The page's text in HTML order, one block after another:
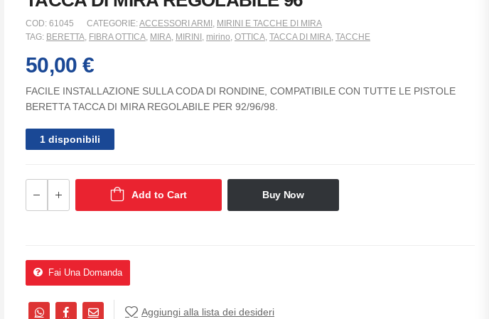
COD: 61045 CATEGORIE:ACCESSORI ARMI MIRINI E TACCHE DI MIRA
TAG: BERETTA FIBRA OTTICA MIRA MIRINI mirino OTTICA TACCA DI MIRA TACCHE
50,00 €
FACILE INSTALLAZIONE SULLA CODA DI RONDINE, COMPATIBILE CON TUTTE LE PISTOLE
BERETTA TACCA DI MIRA REGOLABILE PER 92/96/98.
1 disponibili
Add to Cart Buy Now
Fai Una Domanda
Aggiungi alla lista dei desideri